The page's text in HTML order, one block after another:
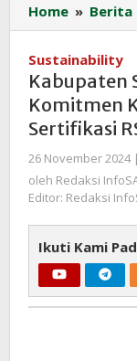
Home » Berita
Sustainability
Kabupaten
Komitmen
Sertifikasi
26 November 2024
oleh Redaksi
Editor: Redaksi
Ikuti Kami